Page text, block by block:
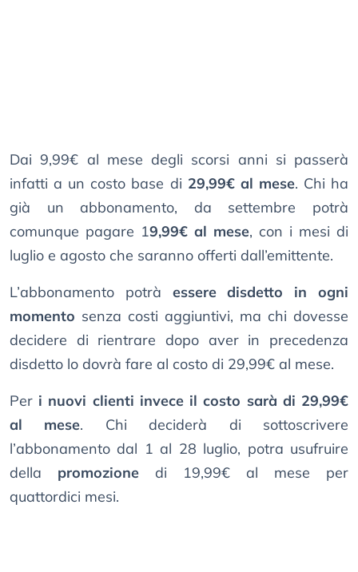
Dai 9,99€ al mese degli scorsi anni si passerà
infatti a un costo base di 29,99€ al mese. Chi ha
già un abbonamento, da settembre potrà
comunque pagare 19,99€ al mese, con i mesi di
luglio e agosto che saranno offerti dall’emittente.
L’abbonamento potrà essere disdetto in ogni
momento senza costi aggiuntivi, ma chi dovesse
decidere di rientrare dopo aver in precedenza
disdetto lo dovrà fare al costo di 29,99€ al mese.
Per i nuovi clienti invece il costo sarà di 29,99€
al mese. Chi deciderà di sottoscrivere
l’abbonamento dal 1 al 28 luglio, potra usufruire
della promozione di 19,99€ al mese per
quattordici mesi.